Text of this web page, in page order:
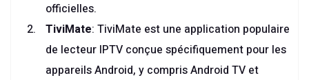
officielles.
TiviMate: TiviMate est une application populaire
de lecteur IPTV conçue spécifiquement pour les
appareils Android, y compris Android TV et